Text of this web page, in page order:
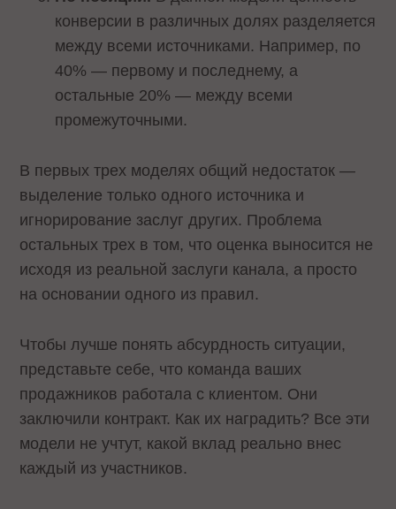
конверсии в различных долях разделяется
между всеми источниками. Например, по
40% — первому и последнему, а
остальные 20% — между всеми
промежуточными.
В первых трех моделях общий недостаток —
выделение только одного источника и
игнорирование заслуг других. Проблема
остальных трех в том, что оценка выносится не
исходя из реальной заслуги канала, а просто
на основании одного из правил.
Чтобы лучше понять абсурдность ситуации,
представьте себе, что команда ваших
продажников работала с клиентом. Они
заключили контракт. Как их наградить? Все эти
модели не учтут, какой вклад реально внес
каждый из участников.